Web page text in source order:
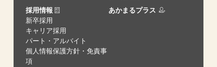
採用情報
新卒採用
キャリア採用
パート・アルバイト
個人情報保護方針・免責事
項
あかまるプラス